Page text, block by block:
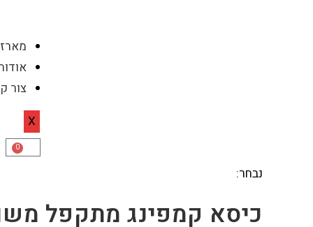
צור
X
0
נבחר:
כיסא קמפינג מתקפל